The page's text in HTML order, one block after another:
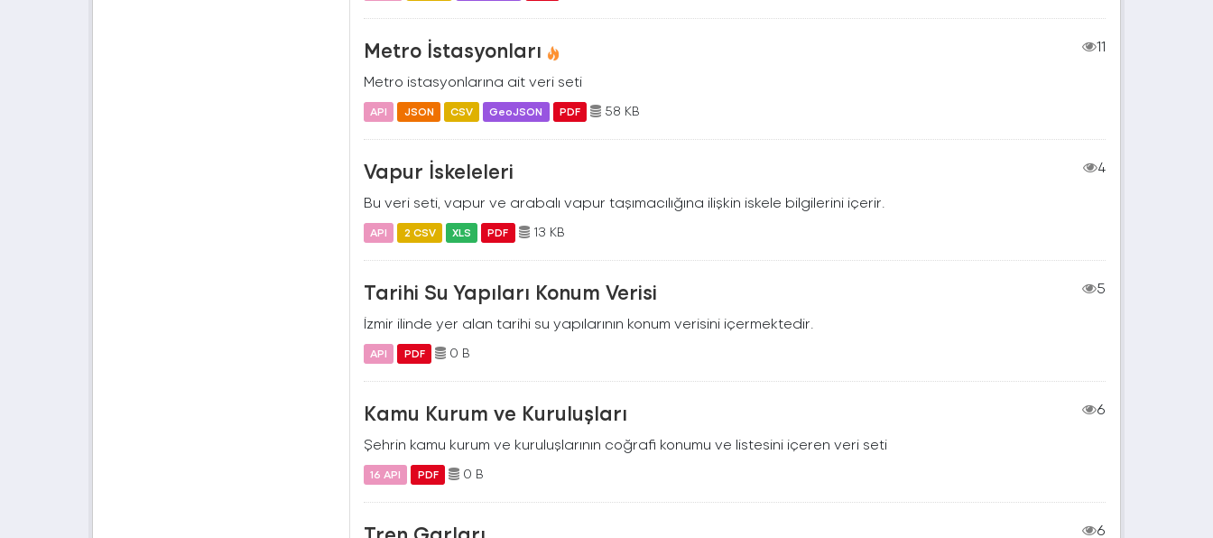
Metro İstasyonları
11
Metro istasyonlarına ait veri seti
API JSON CSV GeoJSON PDF 58 KB
Vapur İskeleleri
4
Bu veri seti, vapur ve arabalı vapur taşımacılığına ilişkin iskele bilgilerini içerir.
API 2 CSV XLS PDF 13 KB
Tarihi Su Yapıları Konum Verisi
5
İzmir ilinde yer alan tarihi su yapılarının konum verisini içermektedir.
API PDF 0 B
Kamu Kurum ve Kuruluşları
6
Şehrin kamu kurum ve kuruluşlarının coğrafi konumu ve listesini içeren veri seti
16 API PDF 0 B
6